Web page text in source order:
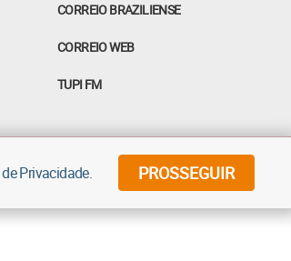
CORREIO BRAZILIENSE
CORREIO WEB
TUPI FM
- Todos os direitos reservados
Privacidade. PROSSEGUIR